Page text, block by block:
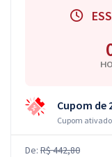
Cupom de
Cupom
De: R$ 442,80